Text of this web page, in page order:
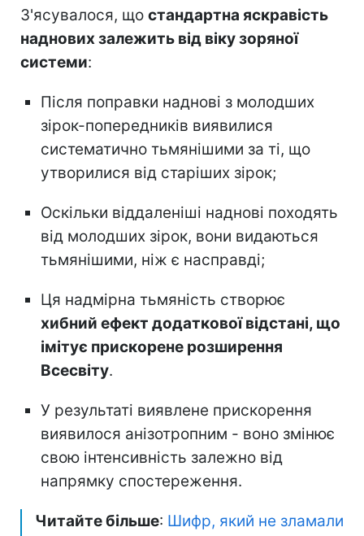
З'ясувалося, що стандартна яскравість
наднових залежить від віку зоряної
системи:
Після поправки наднові з молодших
зірок-попередників виявилися
систематично тьмянішими за ті, що
утворилися від старіших зірок;
Оскільки віддаленіші наднові походять
від молодших зірок, вони видаються
тьмянішими, ніж є насправді;
Ця надмірна тьмяність створює
хибний ефект додаткової відстані, що
імітує прискорене розширення
Всесвіту.
У результаті виявлене прискорення
виявилося анізотропним - воно змінює
свою інтенсивність залежно від
напрямку спостереження.
Читайте більше: Шифр, який не зламали